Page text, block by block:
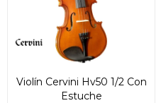
Violín Cervini Hv50 1/2 Con
Estuche